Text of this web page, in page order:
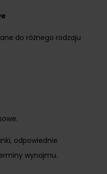
do różnego rodzaju
odpowiednie
wynajmu.